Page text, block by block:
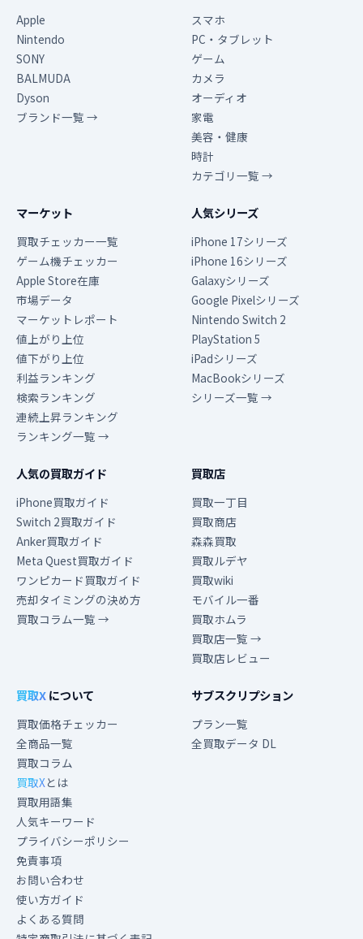
Apple
Nintendo
SONY
BALMUDA
Dyson
ブランド一覧 →
スマホ
PC・タブレット
ゲーム
カメラ
オーディオ
家電
美容・健康
時計
カテゴリ一覧 →
マーケット
買取チェッカー一覧
ゲーム機チェッカー
Apple Store在庫
市場データ
マーケットレポート
値上がり上位
値下がり上位
利益ランキング
検索ランキング
連続上昇ランキング
ランキング一覧 →
人気シリーズ
iPhone 17シリーズ
iPhone 16シリーズ
Galaxyシリーズ
Google Pixelシリーズ
Nintendo Switch 2
PlayStation 5
iPadシリーズ
MacBookシリーズ
シリーズ一覧 →
人気の買取ガイド
iPhone買取ガイド
Switch 2買取ガイド
Anker買取ガイド
Meta Quest買取ガイド
ワンピカード買取ガイド
売却タイミングの決め方
買取コラム一覧 →
買取店
買取一丁目
買取商店
森森買取
買取ルデヤ
買取wiki
モバイル一番
買取ホムラ
買取店一覧 →
買取店レビュー
買取Xについて
買取価格チェッカー
全商品一覧
買取コラム
買取Xとは
買取用語集
人気キーワード
プライバシーポリシー
免責事項
お問い合わせ
使い方ガイド
よくある質問
サブスクリプション
プラン一覧
全買取データ DL